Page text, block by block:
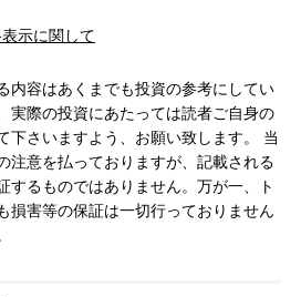
示に関して
内容はあくまでも投資の参考にしてい
実際の投資にあたっては読者ご自身の
下さいますよう、お願い致します。 当
注意を払っておりますが、記載される
するものではありません。万が一、ト
損害等の保証は一切行っておりません